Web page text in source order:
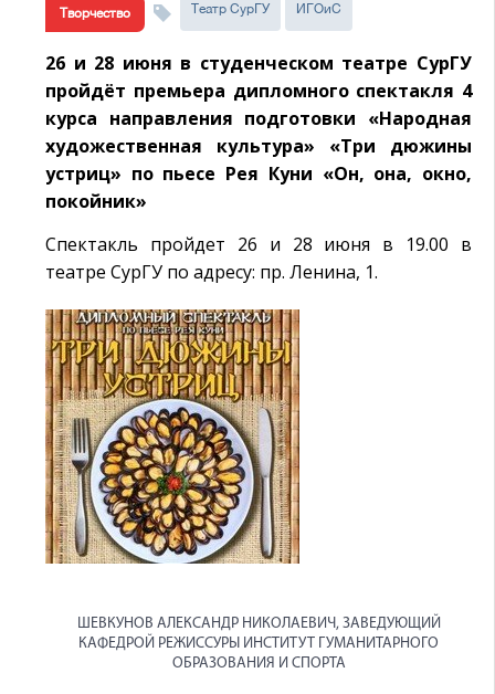
Творчество Театр СурГУ ИГОиС
26 и 28 июня в студенческом театре СурГУ
пройдёт премьера дипломного спектакля 4
курса направления подготовки «Народная
художественная культура» «Три дюжины
устриц» по пьесе Рея Куни «Он, она, окно,
покойник»
Спектакль пройдет 26 и 28 июня в 19.00 в
театре СурГУ по адресу: пр. Ленина, 1.
ШЕВКУНОВ АЛЕКСАНДР НИКОЛАЕВИЧ, ЗАВЕДУЮЩИЙ
КАФЕДРОЙ РЕЖИССУРЫ ИНСТИТУТ ГУМАНИТАРНОГО
ОБРАЗОВАНИЯ И СПОРТА